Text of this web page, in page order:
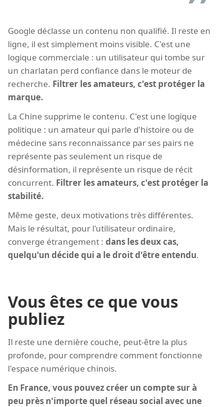
Google déclasse un contenu non qualifié. Il reste en
ligne, il est simplement moins visible. C'est une
logique commerciale : un utilisateur qui tombe sur
un charlatan perd confiance dans le moteur de
recherche. Filtrer les amateurs, c'est protéger la
marque.
La Chine supprime le contenu. C'est une logique
politique : un amateur qui parle d'histoire ou de
médecine sans reconnaissance par ses pairs ne
représente pas seulement un risque de
désinformation, il représente un risque de récit
concurrent. Filtrer les amateurs, c'est protéger la
stabilité.
Même geste, deux motivations très différentes.
Mais le résultat, pour l'utilisateur ordinaire,
converge étrangement : dans les deux cas,
quelqu'un décide qui a le droit d'être entendu.
Vous êtes ce que vous
publiez
Il reste une dernière couche, peut-être la plus
profonde, pour comprendre comment fonctionne
l'espace numérique chinois.
En France, vous pouvez créer un compte sur à
peu près n'importe quel réseau social avec une